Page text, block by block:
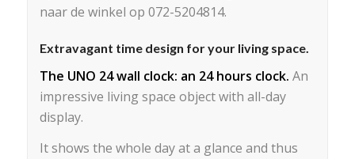
naar de winkel op 072-5204814.
Extravagant time design for your living space.
The UNO 24 wall clock: an 24 hours clock. An
impressive living space object with all-day
display.
It shows the whole day at a glance and thus